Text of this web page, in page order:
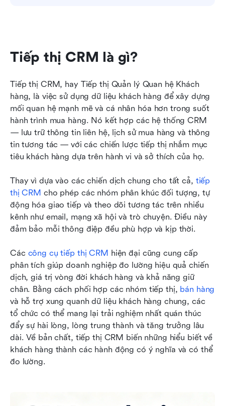
Tiếp thị CRM là gì?
Tiếp thị CRM, hay Tiếp thị Quản lý Quan hệ Khách
hàng, là việc sử dụng dữ liệu khách hàng để xây dựng
mối quan hệ mạnh mẽ và cá nhân hóa hơn trong suốt
hành trình mua hàng. Nó kết hợp các hệ thống CRM
— lưu trữ thông tin liên hệ, lịch sử mua hàng và thông
tin tương tác — với các chiến lược tiếp thị nhắm mục
tiêu khách hàng dựa trên hành vi và sở thích của họ.
Thay vì dựa vào các chiến dịch chung cho tất cả, tiếp
thị CRM cho phép các nhóm phân khúc đối tượng, tự
động hóa giao tiếp và theo dõi tương tác trên nhiều
kênh như email, mạng xã hội và trò chuyện. Điều này
đảm bảo mỗi thông điệp đều phù hợp và kịp thời.
Các công cụ tiếp thị CRM hiện đại cũng cung cấp
phân tích giúp doanh nghiệp đo lường hiệu quả chiến
dịch, giá trị vòng đời khách hàng và khả năng giữ
chân. Bằng cách phối hợp các nhóm tiếp thị, bán hàng
và hỗ trợ xung quanh dữ liệu khách hàng chung, các
tổ chức có thể mang lại trải nghiệm nhất quán thúc
đẩy sự hài lòng, lòng trung thành và tăng trưởng lâu
dài. Về bản chất, tiếp thị CRM biến những hiểu biết về
khách hàng thành các hành động có ý nghĩa và có thể
đo lường.